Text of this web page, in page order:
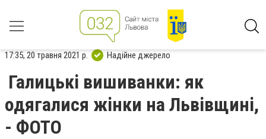
17:35, 20 травня 2021 р. Надійне джерело
Галицькі вишиванки: як
одягалися жінки на Львівщині,
- ФОТО